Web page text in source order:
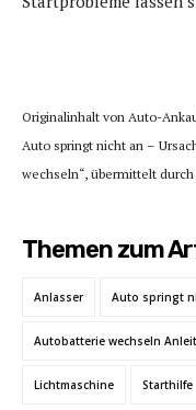
Originalinhalt von Auto-
Auto springt nicht an –
wechseln“, übermittelt durch
Themen zum
Anlasser Auto springt
Autobatterie wechseln
Lichtmaschine Starthilfe